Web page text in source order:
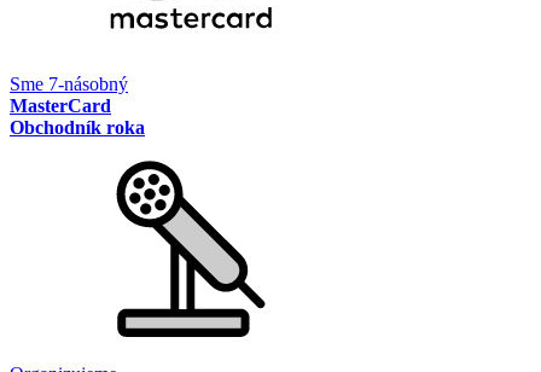
Sme 7-násobný
MasterCard
Obchodník roka